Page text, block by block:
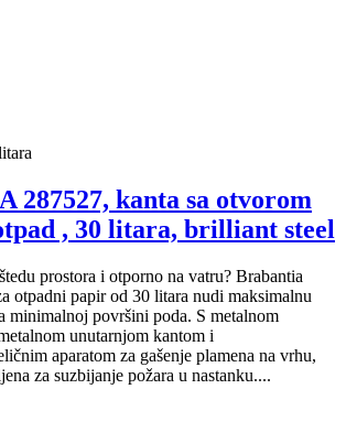
287527, kanta sa otvorom
, 30 litara, brilliant steel
prostora i otporno na vatru? Brabantia
otpadni papir od 30 litara nudi maksimalnu
minimalnoj površini poda. S metalnom
unutarnjom kantom i
aparatom za gašenje plamena na vrhu,
za suzbijanje požara u nastanku....